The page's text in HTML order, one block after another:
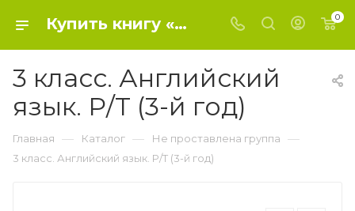
Купить книгу «3 класс. Английский язык. Р/Т (3-й год)» 2017, Верещагина И.Н., Притыкин - Не проставлена группа 0
3 класс. Английский
язык. Р/Т (3-й год)
Главная — Каталог — Не проставлена группа —
3 класс. Английский язык. Р/Т (3-й год)